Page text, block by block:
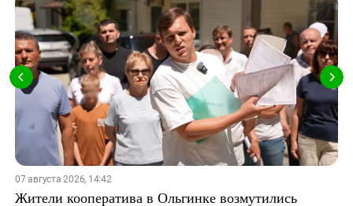
07 августа 2026, 14:42
Жители кооператива в Ольгинке возмутились